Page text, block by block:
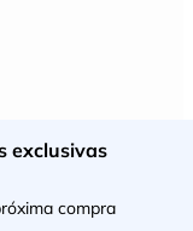
exclusivas
compra